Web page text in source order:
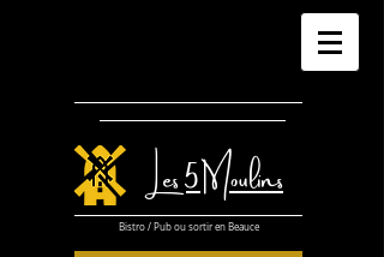
​Les 5 Moulins
Bistro / Pub ou sortir en Beauce